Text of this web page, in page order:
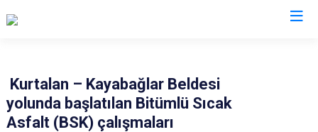
Kurtalan – Kayabağlar Beldesi
yolunda başlatılan Bitümlü Sıcak
Asfalt (BSK) çalışmaları